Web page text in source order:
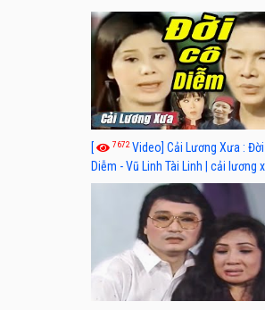
[ 7672Video] Cải Lương Xưa :
Diễm - Vũ Linh Tài Linh | cải lương
hay nhất